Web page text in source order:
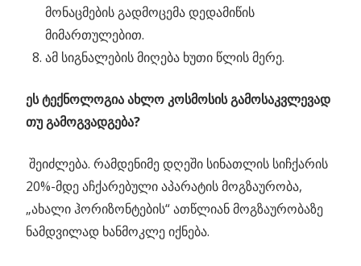
მონაცმების გადმოცემა დედამიწის
მიმართულებით.
ამ სიგნალების მიღება ხუთი წლის მერე.
ეს ტექნოლოგია ახლო კოსმოსის გამოსაკვლევად
თუ გამოგვადგება?
შეიძლება. რამდენიმე დღეში სინათლის სიჩქარის
20%-მდე აჩქარებული აპარატის მოგზაურობა,
„ახალი ჰორიზონტების“ ათწლიან მოგზაურობაზე
ნამდვილად ხანმოკლე იქნება.